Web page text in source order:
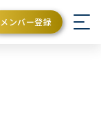
メンバー登録